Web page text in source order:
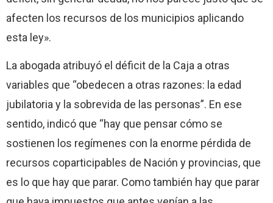
afecten los recursos de los municipios aplicando
esta ley».
La abogada atribuyó el déficit de la Caja a otras
variables que “obedecen a otras razones: la edad
jubilatoria y la sobrevida de las personas”. En ese
sentido, indicó que “hay que pensar cómo se
sostienen los regímenes con la enorme pérdida de
recursos coparticipables de Nación y provincias, que
es lo que hay que parar. Como también hay que parar